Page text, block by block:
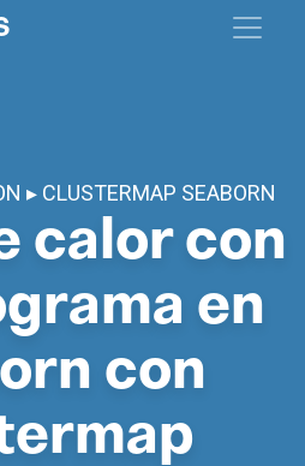
CLUSTERMAP SEABORN
calor con
en
con